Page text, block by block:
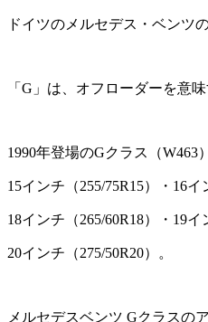
ドイツのメルセデス・ベンツ
「G」は、オフローダーを意
1990年登場のGクラス（W463
15インチ（255/75R15）・16イ
18インチ（265/60R18）・19イ
20インチ（275/50R20）。
メルセデスベンツ Gクラスの